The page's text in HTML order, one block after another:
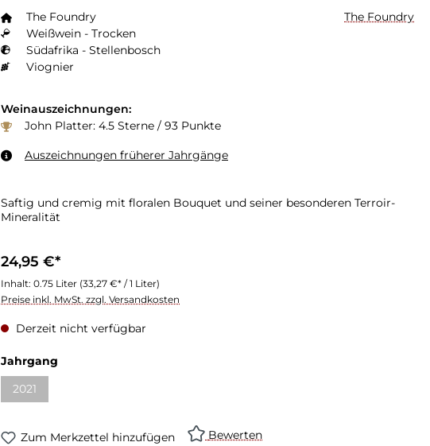
The Foundry
The Foundry
Weißwein - Trocken
Südafrika - Stellenbosch
Viognier
Weinauszeichnungen:
John Platter: 4.5 Sterne / 93 Punkte
Auszeichnungen früherer Jahrgänge
Saftig und cremig mit floralen Bouquet und seiner besonderen Terroir-
Mineralität
24,95 €*
Inhalt: 0.75 Liter (33,27 €* / 1 Liter)
Preise inkl. MwSt. zzgl. Versandkosten
Derzeit nicht verfügbar
Jahrgang
2021(Diese Option ist zurzeit nicht verfügbar.)
Zum Merkzettel hinzufügen Bewerten